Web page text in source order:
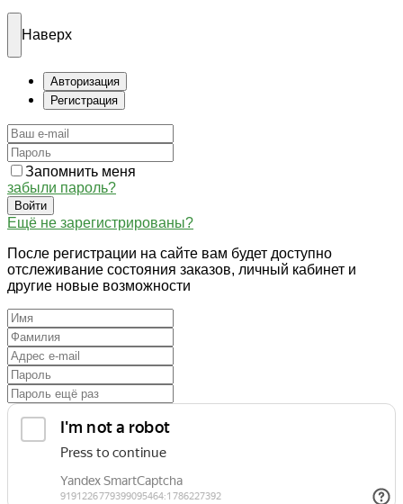
Наверх
Авторизация
Регистрация
Запомнить меня
забыли пароль?
Войти
Ещё не зарегистрированы?
После регистрации на сайте вам будет доступно
отслеживание состояния заказов, личный кабинет и
другие новые возможности